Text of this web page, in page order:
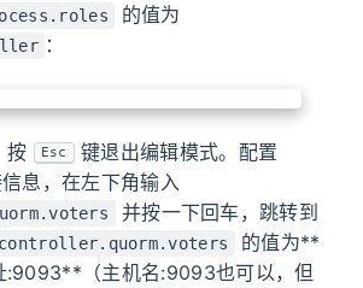
的值为
：
按 Esc
键退出编辑模式。配置
息，在左下角输入
并按一下回车，跳转到
controller.quorm.voters
的值为**
:9093**（主机名:9093也可以，但